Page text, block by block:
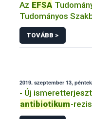
Az EFSA
Tudományos
TOVÁBB >
2019. szeptember 13, péntek
- Új
antibiotikum-